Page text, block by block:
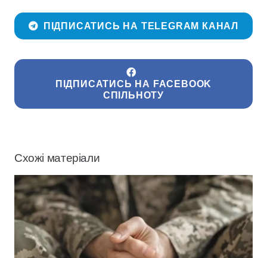
ПІДПИСАТИСЬ НА TELEGRAM КАНАЛ
ПІДПИСАТИСЬ НА FACEBOOK
СПІЛЬНОТУ
Схожі матеріали